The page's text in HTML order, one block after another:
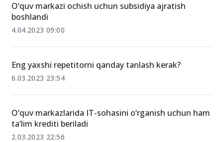
O‘quv markazi ochish uchun subsidiya ajratish
boshlandi
4.04.2023 09:00
Eng yaxshi repetitorni qanday tanlash kerak?
6.03.2023 23:54
O‘quv markazlarida IT-sohasini o‘rganish uchun ham
taʼlim krediti beriladi
2.03.2023 22:56